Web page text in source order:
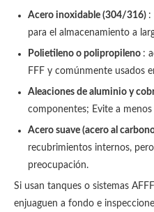
Acero inoxidable (304/316) :
para el almacenamiento a
Polietileno o polipropileno :
FFF y comúnmente usados
Aleaciones de aluminio y
componentes; Evite a
Acero suave (acero al
recubrimientos internos,
preocupación.
Si usan tanques o sistemas
enjuaguen a fondo e